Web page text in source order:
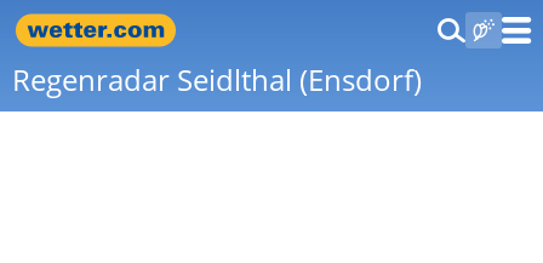
Regenradar Seidlthal (Ensdorf)